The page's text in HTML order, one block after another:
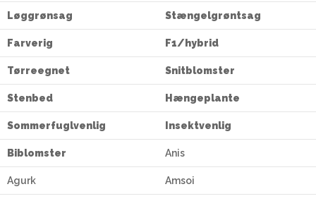
Løggrønsag Stængelgrøntsag
Farverig F1/hybrid
Tørreegnet Snitblomster
Stenbed Hængeplante
Sommerfuglvenlig Insektvenlig
Biblomster Anis
Agurk Amsoi